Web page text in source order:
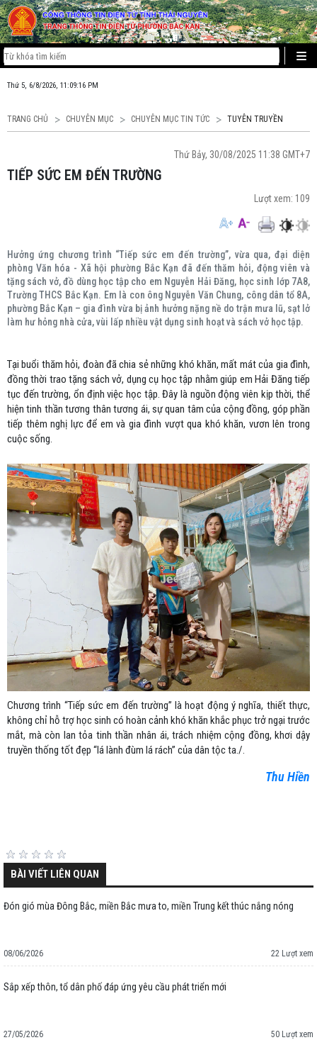
Thứ 5, 6/8/2026, 11:09:17 PM
TRANG CHỦ CHUYÊN MỤC CHUYÊN MỤC TIN TỨC TUYÊN TRUYỀN
Thứ Bảy, 30/08/2025 11:38 GMT+7
TIẾP SỨC EM ĐẾN TRƯỜNG
Lượt xem: 109
Hưởng ứng chương trình “Tiếp sức em đến trường”, vừa qua, đại diện
phòng Văn hóa - Xã hội phường Bắc Kạn đã đến thăm hỏi, động viên và
tặng sách vở, đồ dùng học tập cho em Nguyễn Hải Đăng, học sinh lớp 7A8,
Trường THCS Bắc Kạn. Em là con ông Nguyễn Văn Chung, công dân tổ 8A,
phường Bắc Kạn – gia đình vừa bị ảnh hưởng nặng nề do trận mưa lũ, sạt lở
làm hư hỏng nhà cửa, vùi lấp nhiều vật dụng sinh hoạt và sách vở học tập.
Tại buổi thăm hỏi, đoàn đã chia sẻ những khó khăn, mất mát của gia đình,
đồng thời trao tặng sách vở, dụng cụ học tập nhằm giúp em Hải Đăng tiếp
tục đến trường, ổn định việc học tập. Đây là nguồn động viên kịp thời, thể
hiện tinh thần tương thân tương ái, sự quan tâm của cộng đồng, góp phần
tiếp thêm nghị lực để em và gia đình vượt qua khó khăn, vươn lên trong
cuộc sống.
Chương trình “Tiếp sức em đến trường” là hoạt động ý nghĩa, thiết thực,
không chỉ hỗ trợ học sinh có hoàn cảnh khó khăn khắc phục trở ngại trước
mắt, mà còn lan tỏa tinh thần nhân ái, trách nhiệm cộng đồng, khơi dậy
truyền thống tốt đẹp “lá lành đùm lá rách” của dân tộc ta./.
Thu Hiền
BÀI VIẾT LIÊN QUAN
Đón gió mùa Đông Bắc, miền Bắc mưa to, miền Trung kết thúc nắng nóng
08/06/2026 22 Lượt xem
Sắp xếp thôn, tổ dân phố đáp ứng yêu cầu phát triển mới
27/05/2026 50 Lượt xem